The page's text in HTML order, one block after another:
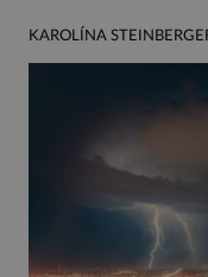
KAROLÍNA